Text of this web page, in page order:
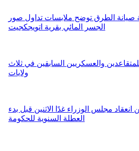
الطرق توضح ملابسات تداول صور
الجسر المائي بقرية اتويجكجيت
والعسكريين السابقين في ثلاث
ولايات
انعقاد مجلس الوزراء غدًا الاثنين قبل بدء
العطلة السنوية للحكومة